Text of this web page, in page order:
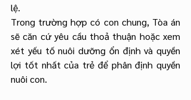
lệ.
Trong trường hợp có con chung, Tòa án
sẽ căn cứ yêu cầu thoả thuận hoặc xem
xét yếu tố nuôi dưỡng ổn định và quyền
lợi tốt nhất của trẻ để phân định quyền
nuôi con.